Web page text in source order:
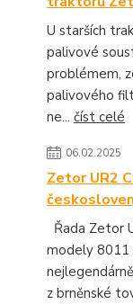
U starších
palivové
problémem,
palivového
ne... číst celé
06.02.2025
Zetor UR2
Řada Zetor
modely 8011
z brněnské